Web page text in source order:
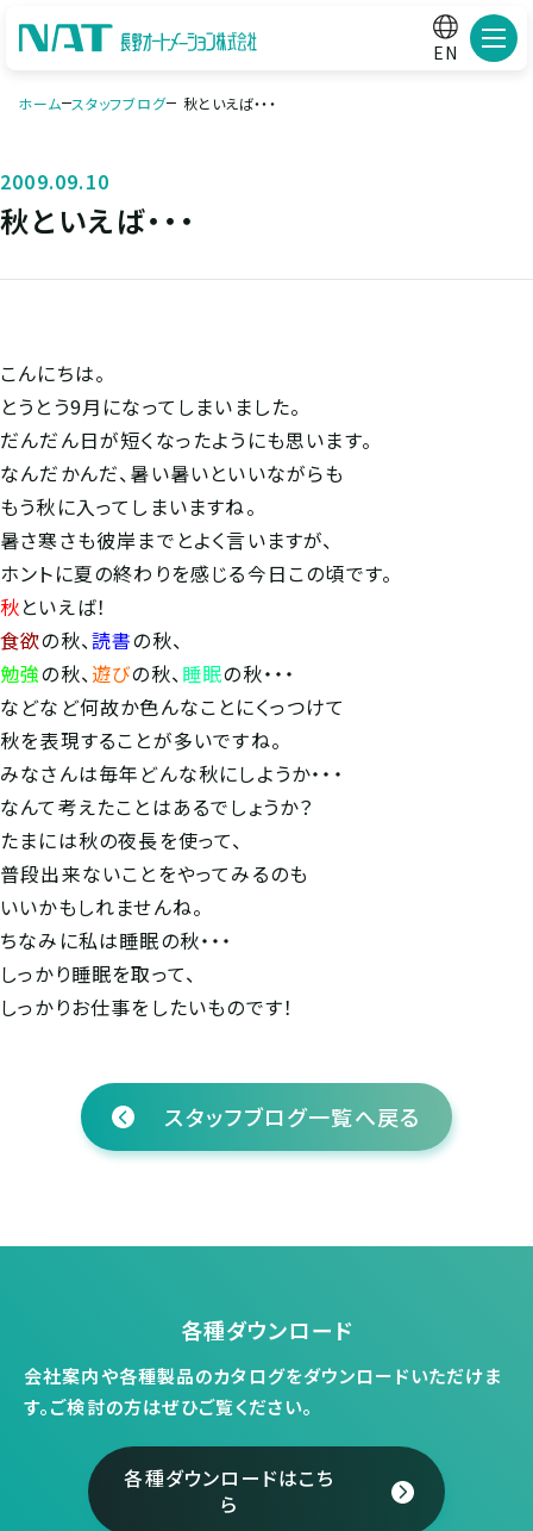
EN メニ
ホーム スタッフブログ 秋といえば・・・
2009.09.10
秋といえば・・・
こんにちは。
とうとう9月になってしまいました。
だんだん日が短くなったようにも思います。
なんだかんだ、暑い暑いといいながらも
もう秋に入ってしまいますね。
暑さ寒さも彼岸までとよく言いますが、
ホントに夏の終わりを感じる今日この頃です。
秋といえば！
食欲の秋、読書の秋、
勉強の秋、遊びの秋、睡眠の秋・・・
などなど何故か色んなことにくっつけて
秋を表現することが多いですね。
みなさんは毎年どんな秋にしようか・・・
なんて考えたことはあるでしょうか？
たまには秋の夜長を使って、
普段出来ないことをやってみるのも
いいかもしれませんね。
ちなみに私は睡眠の秋・・・
しっかり睡眠を取って、
しっかりお仕事をしたいものです！
スタッフブログ一覧へ戻る
各種ダウンロード
会社案内や各種製品のカタログをダウンロードいただけま
す。ご検討の方はぜひご覧ください。
各種ダウンロードはこち
ら